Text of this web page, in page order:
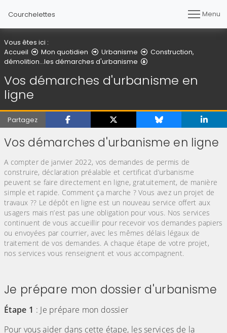
Courchelettes Menu
Vous êtes ici :
Accueil
Mon quotidien Urbanisme
Construction,
démolition...les démarches d'urbanisme
Vos démarches d'urbanisme en
ligne
Partagez
Vos démarches d'urbanisme en ligne
A compter de janvier 2022, vos demandes de permis de
construire, déclaration préalable et certificat d’urbanisme
peuvent se faire directement en ligne, gratuitement, de manière
simple et rapide. Comment ça marche ? Vous avez un projet de
travaux ?? Le dépôt en ligne est un nouveau service offert aux
usagers mais n’est pas une obligation pour vous. Nos services
continuent de vous accueillir pour recevoir vos demandes papiers
ou envoyées par courrier, avec les mêmes délais légaux de
traitement de vos demandes. A chaque étape de votre projet,
nos services vous renseignent et vous accompagnent.
Je prépare mon dossier d'urbanisme
Étape 1 : Je prépare mon dossier
Pour vous aider dans cette étape, les services de la